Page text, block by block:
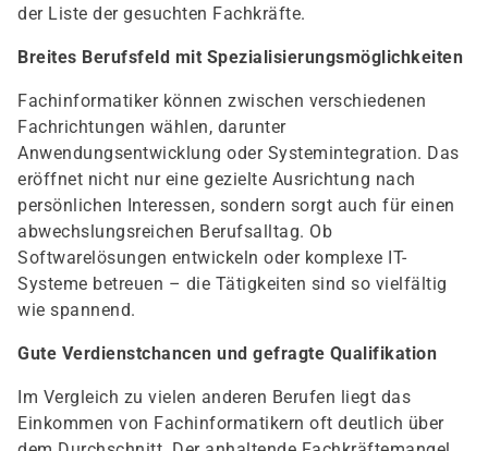
der Liste der gesuchten Fachkräfte.
Breites Berufsfeld mit Spezialisierungsmöglichkeiten
Fachinformatiker können zwischen verschiedenen
Fachrichtungen wählen, darunter
Anwendungsentwicklung oder Systemintegration. Das
eröffnet nicht nur eine gezielte Ausrichtung nach
persönlichen Interessen, sondern sorgt auch für einen
abwechslungsreichen Berufsalltag. Ob
Softwarelösungen entwickeln oder komplexe IT-
Systeme betreuen – die Tätigkeiten sind so vielfältig
wie spannend.
Gute Verdienstchancen und gefragte Qualifikation
Im Vergleich zu vielen anderen Berufen liegt das
Einkommen von Fachinformatikern oft deutlich über